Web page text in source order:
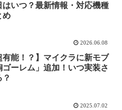
はいつ？最新情報・対応機種
め
2026.06.08
有能！？】マイクラに新モブ
ゴーレム」追加！いつ実装さ
？
2025.07.02